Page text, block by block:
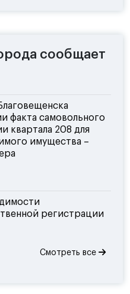
сообщает
факта самовольного
квартала 208 для
имущества –
регистрации
Смотреть все